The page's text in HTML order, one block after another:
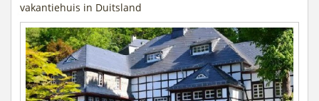
vakantiehuis in Duitsland